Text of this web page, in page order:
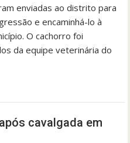
enviadas ao distrito para
e encaminhá-lo à
O cachorro foi
da equipe veterinária do
cavalgada em